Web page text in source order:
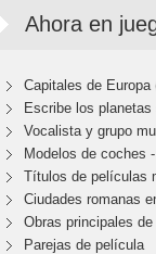
Ahora en
Capitales de
Escribe los
Vocalista y grupo
Modelos de coches
Títulos de películas
Ciudades romanas
Obras principales de
Parejas de película